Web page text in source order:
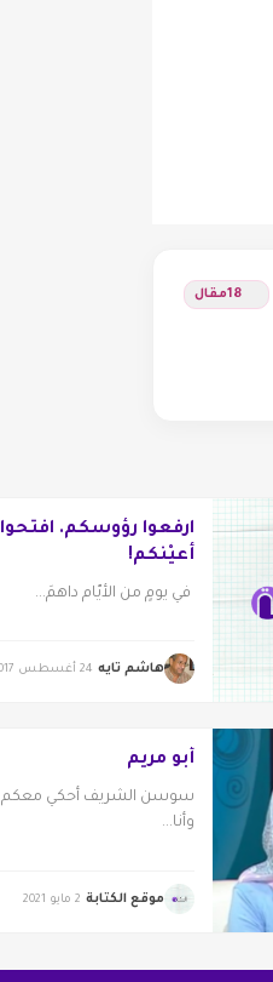
18مقال
ارفعوا رؤوسكم. افتحوا
أعيْنكم!
في يومٍ من الأيّام داهمَ...
هاشم تايه 24 أغسطس 2017
أبو مريم
سوسن الشريف أحكي معكم
وأنا...
موقع الكتابة 2 مايو 2021